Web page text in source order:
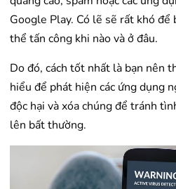
Google Play. Có lẽ sẽ rất khó
thể tấn công khi nào và ở đâu.
Do đó, cách tốt nhất là bạn nên
hiểu để phát hiện các ứng dụng
độc hại và xóa chúng để tránh
lên bất thường.